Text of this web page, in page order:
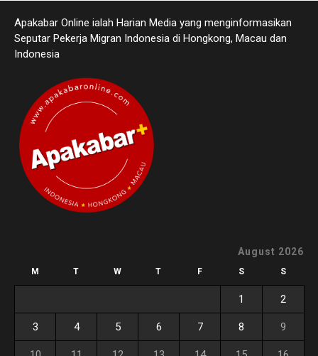
Apakabar Online ialah Harian Media yang menginformasikan
Seputar Pekerja Migran Indonesia di Hongkong, Macau dan
Indonesia
August 2026
M T W T F S S
1 2
3 4 5 6 7 8 9